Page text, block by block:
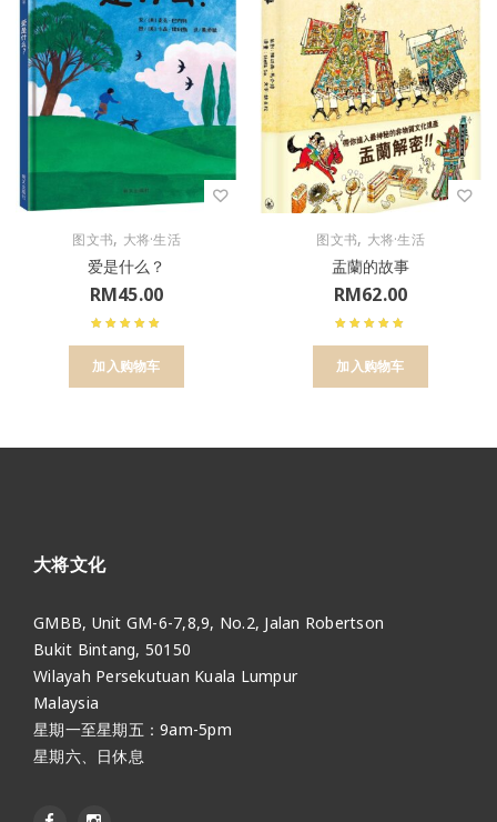
图文书, 大将·生活
爱是什么？
RM45.00
加入购物车
图文书, 大将·生活
盂蘭的故事
RM62.00
加入购物车
大将文化
GMBB, Unit GM-6-7,8,9, No.2, Jalan Robertson
Bukit Bintang, 50150
Wilayah Persekutuan Kuala Lumpur
Malaysia
星期一至星期五：9am-5pm
星期六、日休息